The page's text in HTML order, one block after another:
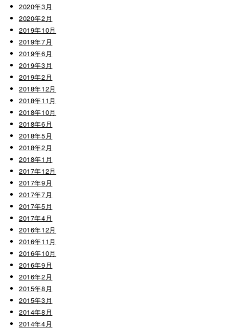
2020年3月
2020年2月
2019年10月
2019年7月
2019年6月
2019年3月
2019年2月
2018年12月
2018年11月
2018年10月
2018年6月
2018年5月
2018年2月
2018年1月
2017年12月
2017年9月
2017年7月
2017年5月
2017年4月
2016年12月
2016年11月
2016年10月
2016年9月
2016年2月
2015年8月
2015年3月
2014年8月
2014年4月